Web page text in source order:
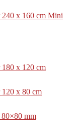
x 160 cm Mini
x 120 cm
x 80 cm
mm